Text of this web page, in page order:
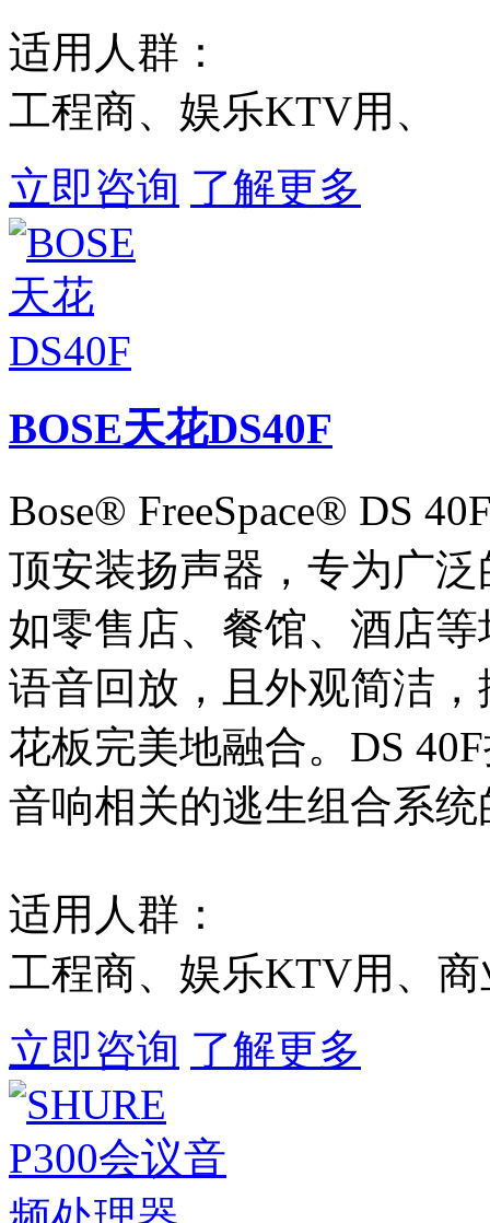
适用人群：
工程商、娱乐KTV用、
立即咨询 了解更多
BOSE天花DS40F
Bose® FreeSpace® DS
顶安装扬声器，专为广
如零售店、餐馆、酒店
语音回放，且外观简洁
花板完美地融合。DS
音响相关的逃生组合系
适用人群：
工程商、娱乐KTV用、
立即咨询 了解更多